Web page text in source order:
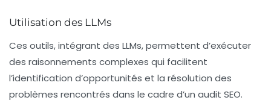
Utilisation des LLMs
Ces outils, intégrant des LLMs, permettent d’exécuter
des raisonnements complexes qui facilitent
l’identification d’opportunités et la résolution des
problèmes rencontrés dans le cadre d’un audit SEO.